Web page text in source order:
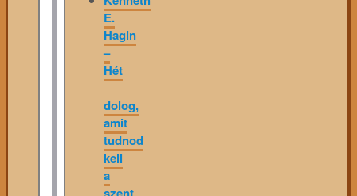
E.
Hagin
–
Hét
dolog,
amit
tudnod
kell
a